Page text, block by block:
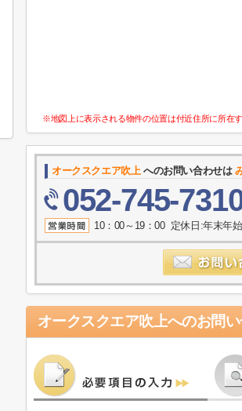
※地図上に表示される物件の位置は付近住所に所在
オークスクエア吹上へのお問い合わせは
052-745-
10：00～19：00 定休日:年末年
オークスクエア吹上へのお問